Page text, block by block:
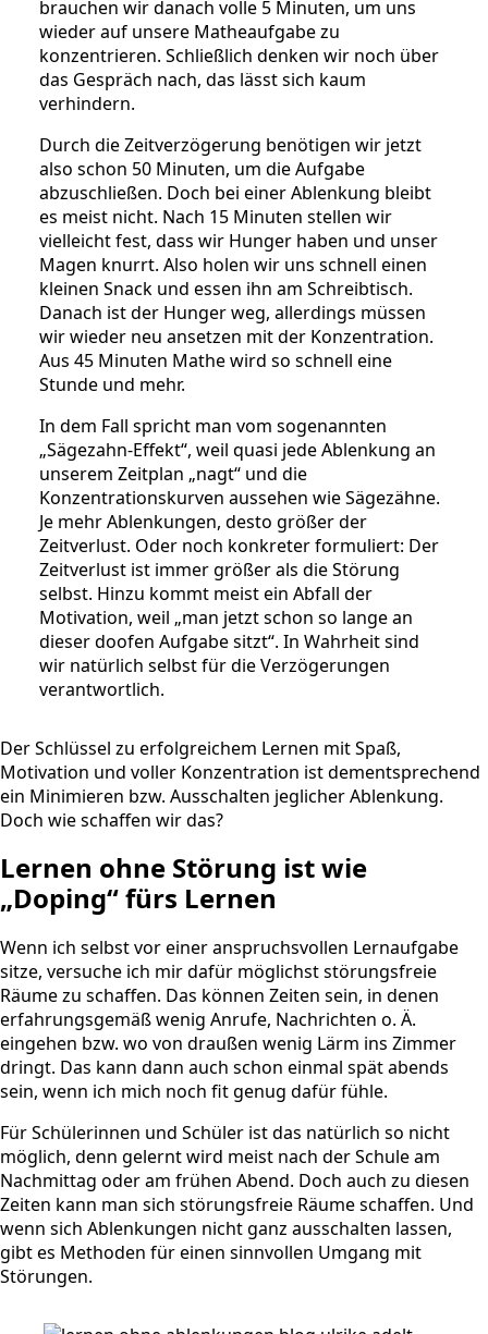
brauchen wir danach volle 5 Minuten, um uns
wieder auf unsere Matheaufgabe zu
konzentrieren. Schließlich denken wir noch über
das Gespräch nach, das lässt sich kaum
verhindern.
Durch die Zeitverzögerung benötigen wir jetzt
also schon 50 Minuten, um die Aufgabe
abzuschließen. Doch bei einer Ablenkung bleibt
es meist nicht. Nach 15 Minuten stellen wir
vielleicht fest, dass wir Hunger haben und unser
Magen knurrt. Also holen wir uns schnell einen
kleinen Snack und essen ihn am Schreibtisch.
Danach ist der Hunger weg, allerdings müssen
wir wieder neu ansetzen mit der Konzentration.
Aus 45 Minuten Mathe wird so schnell eine
Stunde und mehr.
In dem Fall spricht man vom sogenannten
„Sägezahn-Effekt“, weil quasi jede Ablenkung an
unserem Zeitplan „nagt“ und die
Konzentrationskurven aussehen wie Sägezähne.
Je mehr Ablenkungen, desto größer der
Zeitverlust. Oder noch konkreter formuliert: Der
Zeitverlust ist immer größer als die Störung
selbst. Hinzu kommt meist ein Abfall der
Motivation, weil „man jetzt schon so lange an
dieser doofen Aufgabe sitzt“. In Wahrheit sind
wir natürlich selbst für die Verzögerungen
verantwortlich.
Der Schlüssel zu erfolgreichem Lernen mit Spaß,
Motivation und voller Konzentration ist dementsprechend
ein Minimieren bzw. Ausschalten jeglicher Ablenkung.
Doch wie schaffen wir das?
Lernen ohne Störung ist wie
„Doping“ fürs Lernen
Wenn ich selbst vor einer anspruchsvollen Lernaufgabe
sitze, versuche ich mir dafür möglichst störungsfreie
Räume zu schaffen. Das können Zeiten sein, in denen
erfahrungsgemäß wenig Anrufe, Nachrichten o. Ä.
eingehen bzw. wo von draußen wenig Lärm ins Zimmer
dringt. Das kann dann auch schon einmal spät abends
sein, wenn ich mich noch fit genug dafür fühle.
Für Schülerinnen und Schüler ist das natürlich so nicht
möglich, denn gelernt wird meist nach der Schule am
Nachmittag oder am frühen Abend. Doch auch zu diesen
Zeiten kann man sich störungsfreie Räume schaffen. Und
wenn sich Ablenkungen nicht ganz ausschalten lassen,
gibt es Methoden für einen sinnvollen Umgang mit
Störungen.